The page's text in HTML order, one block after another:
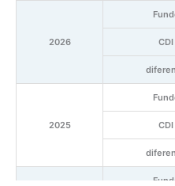
2026 CDI
2025 CDI